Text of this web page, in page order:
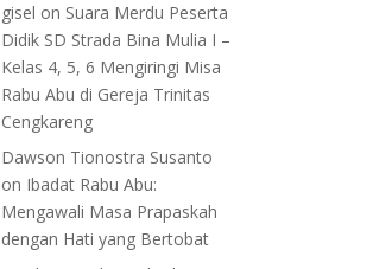
gisel on Suara Merdu Peserta
Didik SD Strada Bina Mulia I –
Kelas 4, 5, 6 Mengiringi Misa
Rabu Abu di Gereja Trinitas
Cengkareng
Dawson Tionostra Susanto
on Ibadat Rabu Abu:
Mengawali Masa Prapaskah
dengan Hati yang Bertobat